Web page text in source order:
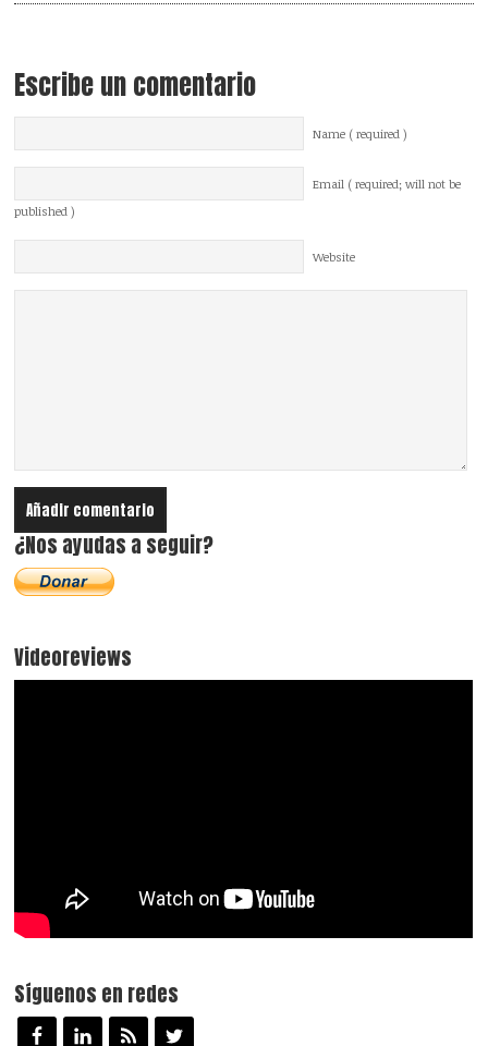
Escribe un comentario
Name ( required )
Email ( required; will not be
published )
Website
¿Nos ayudas a seguir?
Videoreviews
Síguenos en redes